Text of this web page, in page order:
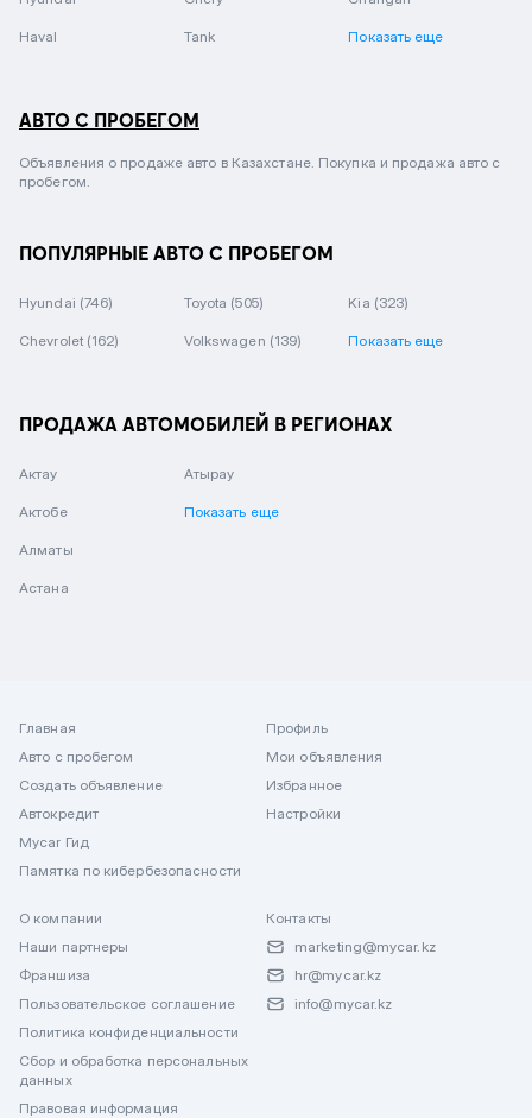
Haval Tank Показать еще
АВТО С ПРОБЕГОМ
Объявления о продаже авто в Казахстане. Покупка и продажа авто с
пробегом.
ПОПУЛЯРНЫЕ АВТО С ПРОБЕГОМ
Hyundai (746) Toyota (505) Kia (323)
Chevrolet (162) Volkswagen (139) Показать еще
ПРОДАЖА АВТОМОБИЛЕЙ В РЕГИОНАХ
Актау
Актобе
Алматы
Астана
Атырау
Показать еще
Главная
Авто с пробегом
Создать объявление
Автокредит
Mycar Гид
Памятка по кибербезопасности
Профиль
Мои объявления
Избранное
Настройки
О компании
Наши партнеры
Франшиза
Пользовательское соглашение
Политика конфиденциальности
Сбор и обработка персональных
данных
Правовая информация
Контакты
marketing@mycar.kz
hr@mycar.kz
info@mycar.kz